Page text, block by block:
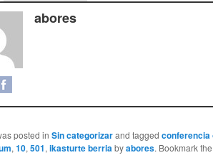
abores
posted in Sin categorizarand tagged conferencia
, 10, 501, ikasturte berriabyabores. Bookmark the